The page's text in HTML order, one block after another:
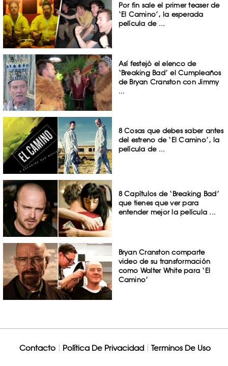
Por fin sale el primer teaser de
‘El Camino’, la esperada
película de ...
Así festejó el elenco de
‘Breaking Bad’ el Cumpleaños
de Bryan Cranston con Jimmy
...
8 Cosas que debes saber antes
del estreno de ‘El Camino’, la
película de ...
8 Capítulos de ‘Breaking Bad’
que tienes que ver para
entender mejor la película ...
Bryan Cranston comparte
video de su transformación
como Walter White para ‘El
Camino’
Contacto Política De Privacidad Terminos De Uso